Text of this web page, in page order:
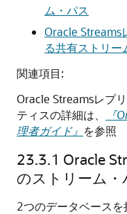
ム・パス
Oracle Streams
る共有ストリー
関連項目:
Oracle Streamsレプ
ティスの詳細は、
『
理者ガイド』 を参照
23.3.1 Oracle
のストリーム・
2つのデータベース